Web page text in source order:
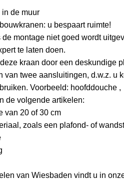
de muur
u bespaart ruimte!
montage niet goed wordt
te laten doen.
kraan door een deskundige
van twee aansluitingen, d.w.z. u
Voorbeeld: hoofddouche
de volgende artikelen:
van 20 of 30 cm
zoals een plafond- of
van Wiesbaden vindt u in